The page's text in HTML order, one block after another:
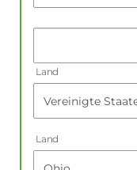
Land
Land